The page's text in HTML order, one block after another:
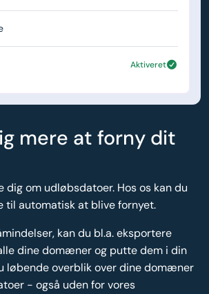
Aktiveret
mere at forny dit
dig om udløbsdatoer. Hos os kan du
automatisk at blive fornyet.
kan du bl.a. eksportere
dine domæner og putte dem i din
løbende overblik over dine domæner
- også uden for vores